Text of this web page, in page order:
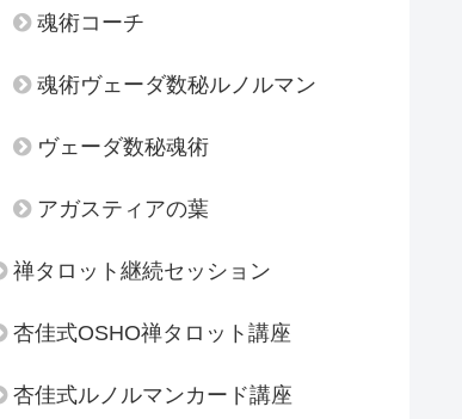
魂術コーチ
魂術ヴェーダ数秘ルノルマン
ヴェーダ数秘魂術
アガスティアの葉
禅タロット継続セッション
杏佳式OSHO禅タロット講座
杏佳式ルノルマンカード講座